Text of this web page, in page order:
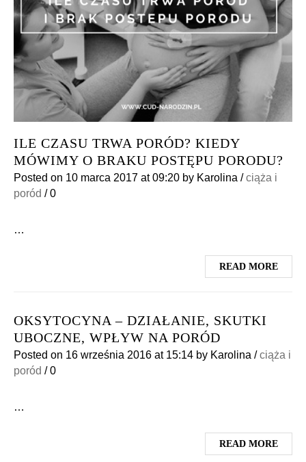
ILE CZASU TRWA PORÓD? KIEDY
MÓWIMY O BRAKU POSTĘPU PORODU?
Posted on 10 marca 2017 at 09:20 by Karolina /ciąża i
poród /0
…
READ MORE
OKSYTOCYNA – DZIAŁANIE, SKUTKI
UBOCZNE, WPŁYW NA PORÓD
Posted on 16 września 2016 at 15:14 by Karolina /ciąża i
poród /0
…
READ MORE